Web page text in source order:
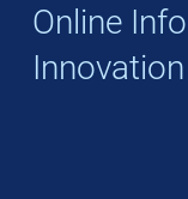
Online